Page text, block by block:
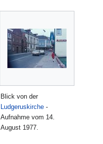
Blick von der
Ludgeruskirche -
Aufnahme vom 14.
August 1977.